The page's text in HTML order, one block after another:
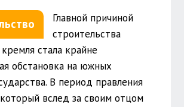
Главной причиной
строительства
стала крайне
обстановка на южных
В период правления
вслед за своим отцом